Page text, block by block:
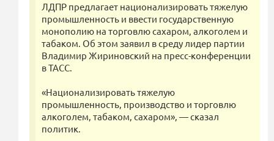
ЛДПР предлагает национализировать тяжелую
промышленность и ввести государственную
монополию на торговлю сахаром, алкоголем и
табаком. Об этом заявил в среду лидер партии
Владимир Жириновский на пресс-конференции
в ТАСС.
«Национализировать тяжелую
промышленность, производство и торговлю
алкоголем, табаком, сахаром», — сказал
политик.